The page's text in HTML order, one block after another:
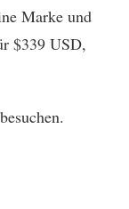
Marke und
$339 USD,